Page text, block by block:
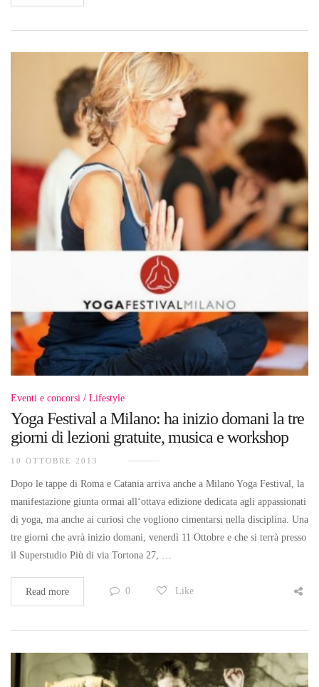
Eventi e concorsi Lifestyle
Yoga Festival a Milano: ha inizio domani la tre
giorni di lezioni gratuite, musica e workshop
10 OTTOBRE 2013
Dopo le tappe di Roma e Catania arriva anche a Milano Yoga Festival, la
manifestazione giunta ormai all‘ottava edizione dedicata agli appassionati
di yoga, ma anche ai curiosi che vogliono cimentarsi nella disciplina. Una
tre giorni che avrà inizio domani, venerdì 11 Ottobre e che si terrà presso
il Superstudio Più di via Tortona 27, …
Read more 0 Like